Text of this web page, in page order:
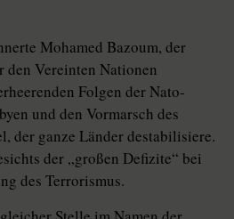
Mohamed Bazoum, der
den Vereinten Nationen
Folgen der Nato-
und den Vormarsch des
der ganze Länder destabilisiere.
der „großen Defizite“ bei
des Terrorismus.